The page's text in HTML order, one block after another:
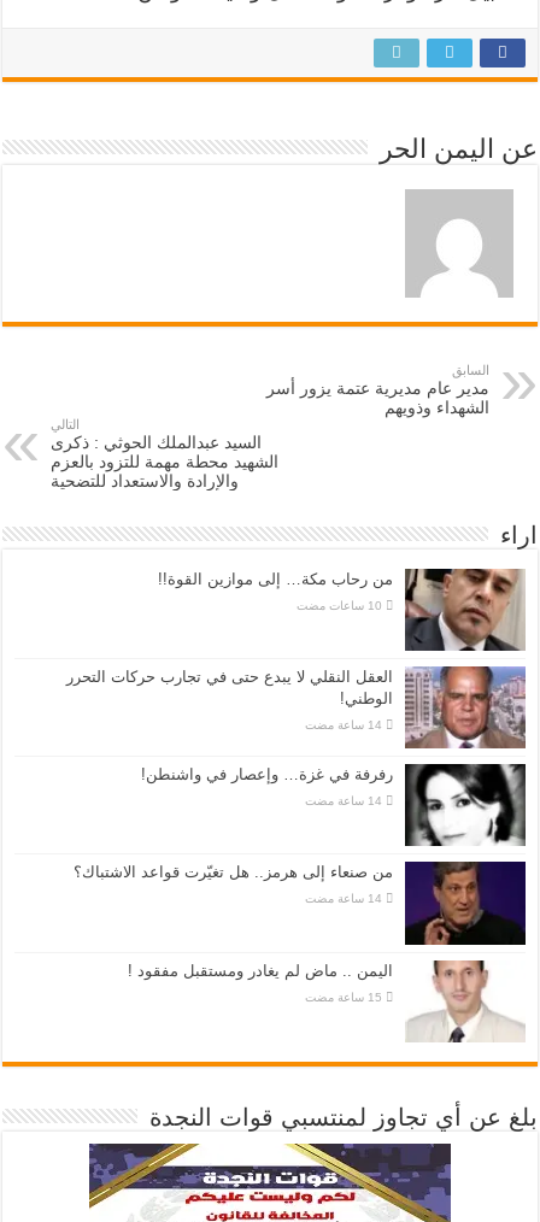
عن اليمن الحر
السابق
مدير عام مديرية عتمة يزور أسر
الشهداء وذويهم
التالي
السيد عبدالملك الحوثي : ذكرى
الشهيد محطة مهمة للتزود بالعزم
والإرادة والاستعداد للتضحية
اراء
من رحاب مكة… إلى موازين القوة!!
العقل النقلي لا يبدع حتى في تجارب حركات التحرر
الوطني!
رفرفة في غزة… وإعصار في واشنطن!
من صنعاء إلى هرمز.. هل تغيّرت قواعد الاشتباك؟
اليمن .. ماض لم يغادر ومستقبل مفقود !
بلغ عن أي تجاوز لمنتسبي قوات النجدة